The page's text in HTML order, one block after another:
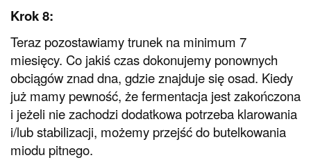
Krok 8:
Teraz pozostawiamy trunek na minimum 7
miesięcy. Co jakiś czas dokonujemy ponownych
obciągów znad dna, gdzie znajduje się osad. Kiedy
już mamy pewność, że fermentacja jest zakończona
i jeżeli nie zachodzi dodatkowa potrzeba klarowania
i/lub stabilizacji, możemy przejść do butelkowania
miodu pitnego.